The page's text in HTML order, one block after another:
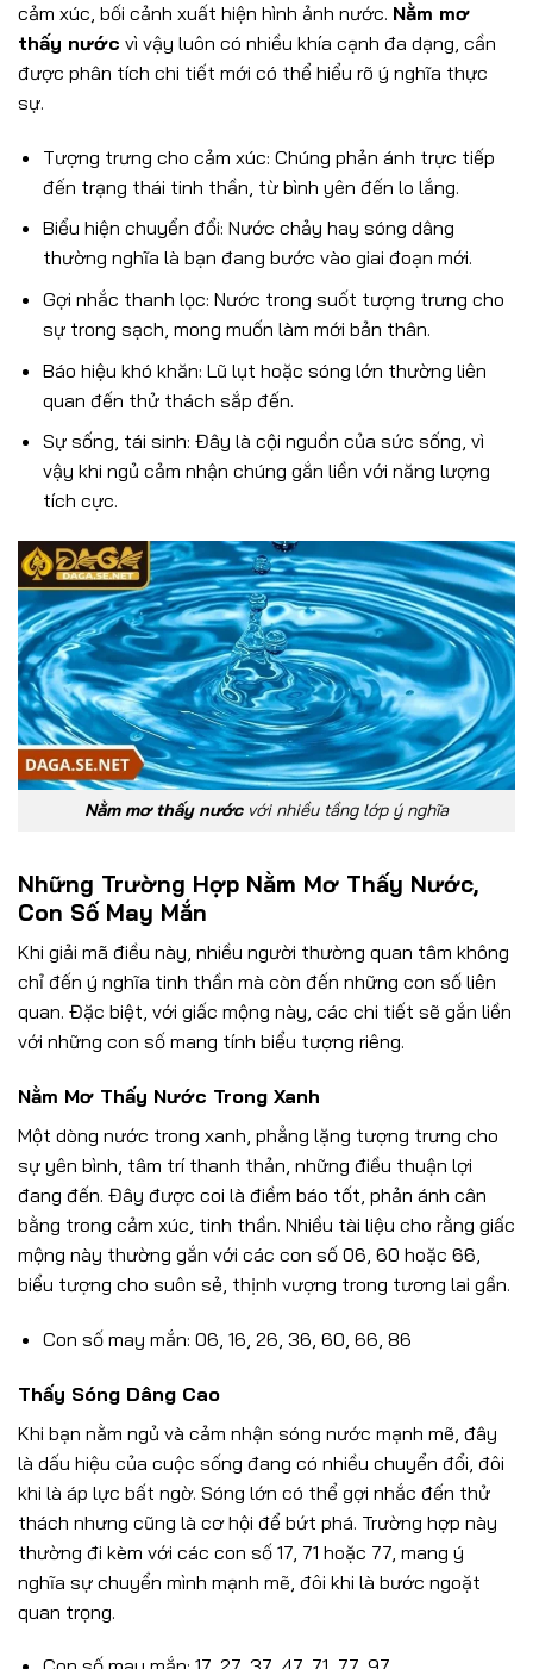
cảm xúc, bối cảnh xuất hiện hình ảnh nước. Nằm mơ
thấy nước vì vậy luôn có nhiều khía cạnh đa dạng, cần
được phân tích chi tiết mới có thể hiểu rõ ý nghĩa thực
sự.
Tượng trưng cho cảm xúc: Chúng phản ánh trực tiếp
đến trạng thái tinh thần, từ bình yên đến lo lắng.
Biểu hiện chuyển đổi: Nước chảy hay sóng dâng
thường nghĩa là bạn đang bước vào giai đoạn mới.
Gợi nhắc thanh lọc: Nước trong suốt tượng trưng cho
sự trong sạch, mong muốn làm mới bản thân.
Báo hiệu khó khăn: Lũ lụt hoặc sóng lớn thường liên
quan đến thử thách sắp đến.
Sự sống, tái sinh: Đây là cội nguồn của sức sống, vì
vậy khi ngủ cảm nhận chúng gắn liền với năng lượng
tích cực.
Nằm mơ thấy nướcvới nhiều tầng lớp ý nghĩa
Những Trường Hợp Nằm Mơ Thấy Nước,
Con Số May Mắn
Khi giải mã điều này, nhiều người thường quan tâm không
chỉ đến ý nghĩa tinh thần mà còn đến những con số liên
quan. Đặc biệt, với giấc mộng này, các chi tiết sẽ gắn liền
với những con số mang tính biểu tượng riêng.
Nằm Mơ Thấy Nước Trong Xanh
Một dòng nước trong xanh, phẳng lặng tượng trưng cho
sự yên bình, tâm trí thanh thản, những điều thuận lợi
đang đến. Đây được coi là điềm báo tốt, phản ánh cân
bằng trong cảm xúc, tinh thần. Nhiều tài liệu cho rằng giấc
mộng này thường gắn với các con số 06, 60 hoặc 66,
biểu tượng cho suôn sẻ, thịnh vượng trong tương lai gần.
Con số may mắn: 06, 16, 26, 36, 60, 66, 86
Thấy Sóng Dâng Cao
Khi bạn nằm ngủ và cảm nhận sóng nước mạnh mẽ, đây
là dấu hiệu của cuộc sống đang có nhiều chuyển đổi, đôi
khi là áp lực bất ngờ. Sóng lớn có thể gợi nhắc đến thử
thách nhưng cũng là cơ hội để bứt phá. Trường hợp này
thường đi kèm với các con số 17, 71 hoặc 77, mang ý
nghĩa sự chuyển mình mạnh mẽ, đôi khi là bước ngoặt
quan trọng.